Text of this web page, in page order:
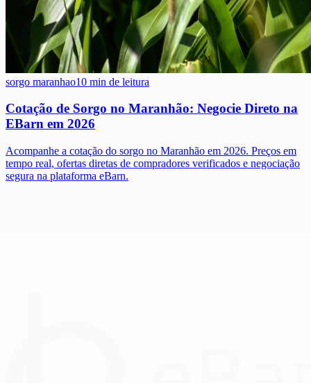
sorgo maranhao10 min de leitura
Cotação de Sorgo no Maranhão: Negocie Direto na
EBarn em 2026
Acompanhe a cotação do sorgo no Maranhão em 2026. Preços em
tempo real, ofertas diretas de compradores verificados e negociação
segura na plataforma eBarn.